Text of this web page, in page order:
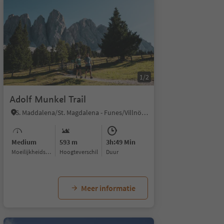
1/2
Adolf Munkel Trail
S. Maddalena/St. Magdalena - Funes/Villnöss, Villnöss/Funes, Dolomites Region Lüsen Villnöss
Medium
Moeilijkheidsgraad
593 m
Hoogteverschil
3h:49 Min
Duur
Meer informatie